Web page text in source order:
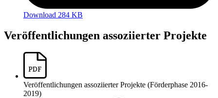
Download 284 KB
Veröffentlichungen assoziierter Projekte
Veröffentlichungen assoziierter Projekte (Förderphase 2016-
2019)